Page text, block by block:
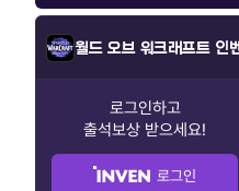
월드 오브 워크래프트 인
로그인하고
출석보상 받으세요!
로그인